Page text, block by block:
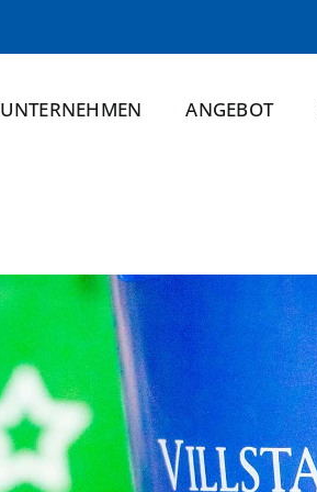
UNTERNEHMEN ANGEBOT